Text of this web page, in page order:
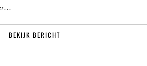
BEKIJK BERICHT